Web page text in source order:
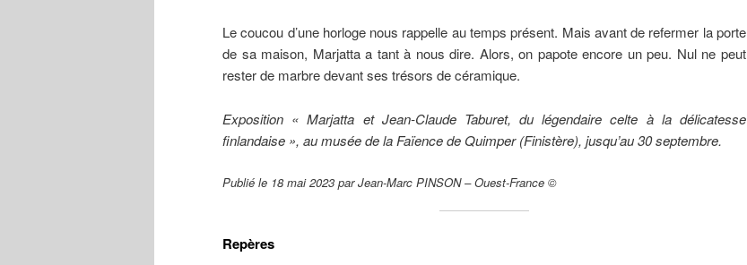
Le coucou d’une horloge nous rappelle au temps présent. Mais avant de refermer la porte
de sa maison, Marjatta a tant à nous dire. Alors, on papote encore un peu. Nul ne peut
rester de marbre devant ses trésors de céramique.
Exposition « Marjatta et Jean-Claude Taburet, du légendaire celte à la délicatesse
finlandaise », au musée de la Faïence de Quimper (Finistère), jusqu’au 30 septembre.
Publié le 18 mai 2023 par Jean-Marc PINSON – Ouest-France ©
Repères